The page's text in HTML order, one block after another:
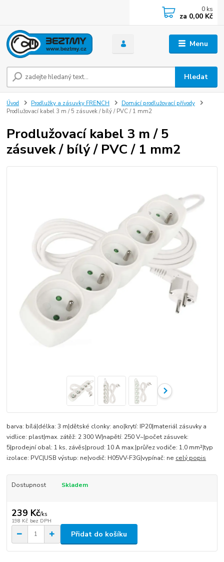
Menu
Hledat
0 ks
za 0,00 Kč
Úvod Prodlužky a zásuvky FRENCH
Domácí prodlužovací přívody
Prodlužovací kabel 3 m / 5 zásuvek / bílý / PVC / 1 mm2
Prodlužovací kabel 3 m / 5
zásuvek / bílý / PVC / 1 mm2
barva: bílá|délka: 3 m|dětské clonky: ano|krytí: IP20|materiál zásuvky a
vidlice: plast|max. zátěž: 2 300 W|napětí: 250 V~|počet zásuvek:
5|prodejní obal: 1 ks, závěs|proud: 10 A max.|průřez vodiče: 1,0 mm²|typ
izolace: PVC|USB výstup: ne|vodič: H05VV-F3G|vypínač: ne celý popis
Dostupnost Skladem
239 Kč/ks
198 Kč bez DPH
Přidat do košíku